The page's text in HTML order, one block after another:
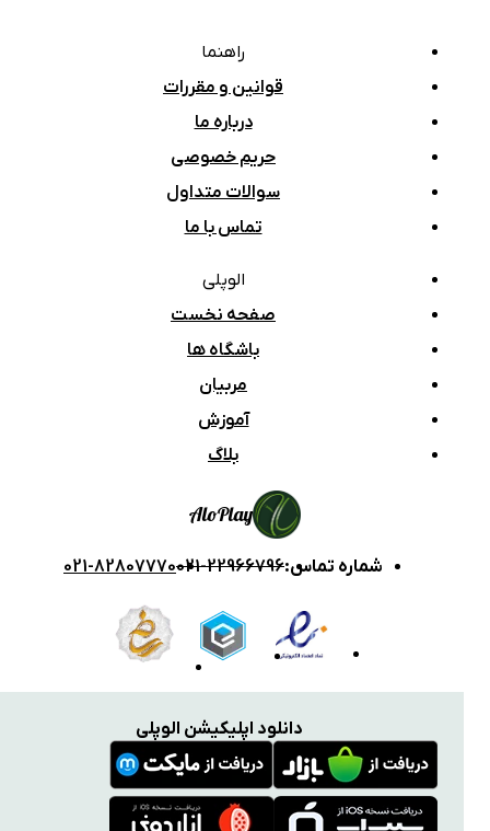
راهنما
قوانین و مقررات
درباره ما
حریم خصوصی
سوالات متداول
تماس با ما
الوپلی
صفحه نخست
باشگاه ها
مربیان
آموزش
بلاگ
AloPlay
شماره تماس:
021-22966796
021-82807770
دانلود اپلیکیشن الوپلی